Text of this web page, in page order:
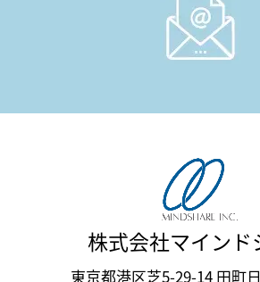
株式会社マインド
東京都港区芝5-29-14 田町